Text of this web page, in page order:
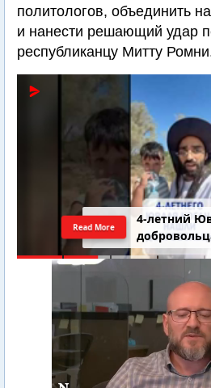
политологов, объединить
и нанести решающий удар
республиканцу Митту
4-летний
Read More